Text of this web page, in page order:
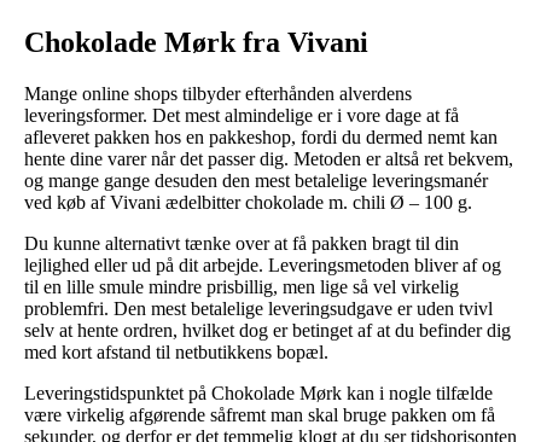
Chokolade Mørk fra Vivani
Mange online shops tilbyder efterhånden alverdens
leveringsformer. Det mest almindelige er i vore dage at få
afleveret pakken hos en pakkeshop, fordi du dermed nemt kan
hente dine varer når det passer dig. Metoden er altså ret bekvem,
og mange gange desuden den mest betalelige leveringsmanér
ved køb af Vivani ædelbitter chokolade m. chili Ø – 100 g.
Du kunne alternativt tænke over at få pakken bragt til din
lejlighed eller ud på dit arbejde. Leveringsmetoden bliver af og
til en lille smule mindre prisbillig, men lige så vel virkelig
problemfri. Den mest betalelige leveringsudgave er uden tvivl
selv at hente ordren, hvilket dog er betinget af at du befinder dig
med kort afstand til netbutikkens bopæl.
Leveringstidspunktet på Chokolade Mørk kan i nogle tilfælde
være virkelig afgørende såfremt man skal bruge pakken om få
sekunder, og derfor er det temmelig klogt at du ser tidshorisonten